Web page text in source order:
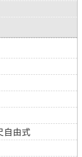
自由式